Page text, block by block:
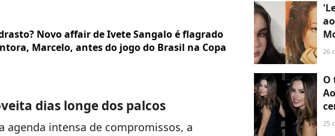
Novo affair de Ivete Sangalo é flagrado
Marcelo, antes do jogo do Brasil na Copa
dias longe dos palcos
agenda intensa de compromissos, a
26
O
25